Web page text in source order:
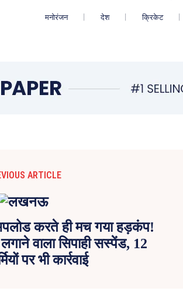
मनोरंजन देश क्रिकेट
ARTICLE
करते ही मच गया हड़कंप!
वाला सिपाही सस्पेंड, 12
पर भी कार्रवाई